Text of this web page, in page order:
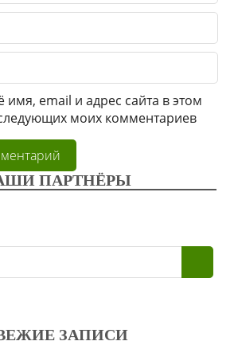
имя, email и адрес сайта в этом
моих комментариев
ПАРТНЁРЫ
ЗАПИСИ